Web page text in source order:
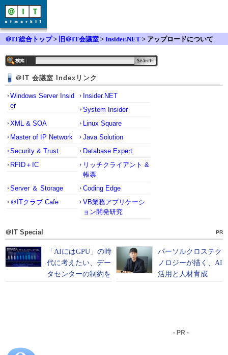
＠IT総合トップ> 旧＠IT会議室 > Insider.NET > アップロードについて
＠IT 会議室 Indexリンク
Windows Server Insid
er
Insider.NET
System Insider
XML & SOA
Linux Square
Master of IP Network
Java Solution
Security & Trust
Database Expert
RFID＋IC
リッチクライアント &
帳票
Server ＆ Storage
Coding Edge
＠ITクラブ Cafe
VB業務アプリケーシ
ョン開発研究
＠IT Special PR
- PR -